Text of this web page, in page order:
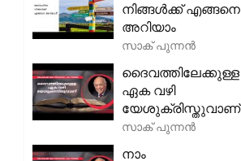
നിങ്ങൾക്ക് എങ്ങനെ
അറിയാം
സാക് പുന്നൻ
ദൈവത്തിലേക്കുള്ള
ഏക വഴി
യേശുക്രിസ്തുവാണ്
സാക് പുന്നൻ
നാം